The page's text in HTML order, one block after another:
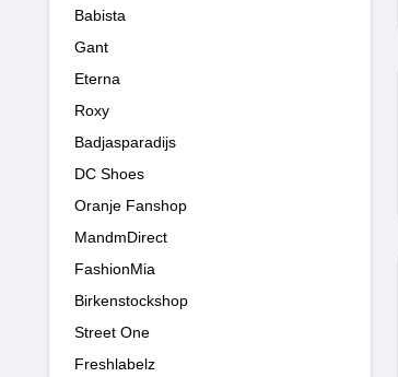
Babista
Gant
Eterna
Roxy
Badjasparadijs
DC Shoes
Oranje Fanshop
MandmDirect
FashionMia
Birkenstockshop
Street One
Freshlabelz